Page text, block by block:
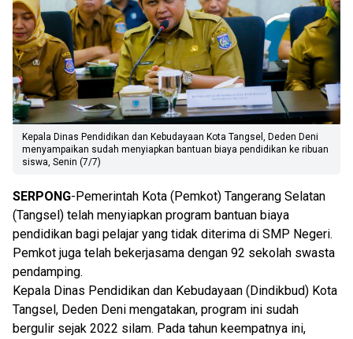
Kepala Dinas Pendidikan dan Kebudayaan Kota Tangsel, Deden Deni
menyampaikan sudah menyiapkan bantuan biaya pendidikan ke ribuan
siswa, Senin (7/7)
SERPONG-Pemerintah Kota (Pemkot) Tangerang Selatan
(Tangsel) telah menyiapkan program bantuan biaya
pendidikan bagi pelajar yang tidak diterima di SMP Negeri.
Pemkot juga telah bekerjasama dengan 92 sekolah swasta
pendamping.
Kepala Dinas Pendidikan dan Kebudayaan (Dindikbud) Kota
Tangsel, Deden Deni mengatakan, program ini sudah
bergulir sejak 2022 silam. Pada tahun keempatnya ini,